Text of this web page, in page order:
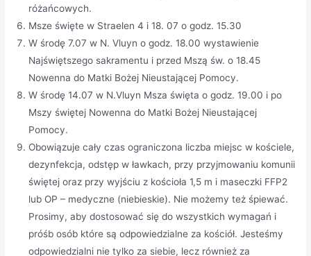
różańcowych.
Msze święte w Straelen 4 i 18. 07 o godz. 15.30
W środę 7.07 w N. Vluyn o godz. 18.00 wystawienie
Najświętszego sakramentu i przed Mszą św. o 18.45
Nowenna do Matki Bożej Nieustającej Pomocy.
W środę 14.07 w N.Vluyn Msza święta o godz. 19.00 i po
Mszy świętej Nowenna do Matki Bożej Nieustającej
Pomocy.
Obowiązuje cały czas ograniczona liczba miejsc w kościele,
dezynfekcja, odstęp w ławkach, przy przyjmowaniu komunii
świętej oraz przy wyjściu z kościoła 1,5 m i maseczki FFP2
lub OP – medyczne (niebieskie). Nie możemy też śpiewać.
Prosimy, aby dostosować się do wszystkich wymagań i
próśb osób które są odpowiedzialne za kościół. Jesteśmy
odpowiedzialni nie tylko za siebie, lecz również za